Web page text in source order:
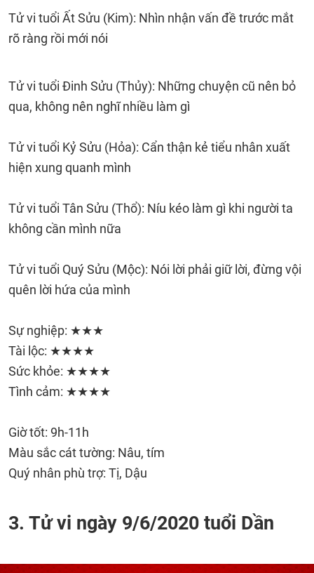
Tử vi tuổi Ất Sửu (Kim): Nhìn nhận vấn đề trước mắt
rõ ràng rồi mới nói
Tử vi tuổi Đinh Sửu (Thủy): Những chuyện cũ nên bỏ
qua, không nên nghĩ nhiều làm gì
Tử vi tuổi Kỷ Sửu (Hỏa): Cẩn thận kẻ tiểu nhân xuất
hiện xung quanh mình
Tử vi tuổi Tân Sửu (Thổ): Níu kéo làm gì khi người ta
không cần mình nữa
Tử vi tuổi Quý Sửu (Mộc): Nói lời phải giữ lời, đừng vội
quên lời hứa của mình
Sự nghiệp: ★★★
Tài lộc: ★★★★
Sức khỏe: ★★★★
Tình cảm: ★★★★
Giờ tốt: 9h-11h
Màu sắc cát tường: Nâu, tím
Quý nhân phù trợ: Tị, Dậu
3. Tử vi ngày 9/6/2020 tuổi Dần